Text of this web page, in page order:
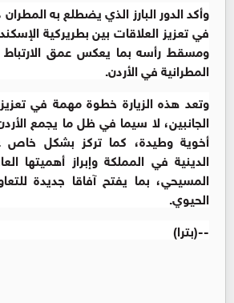
وأكد الدور البارز الذي يضطلع به
في تعزيز العلاقات بين بطريركية
ومسقط رأسه بما يعكس عمق الارتباط
المطرانية في الأردن.
وتعد هذه الزيارة خطوة مهمة في
الجانبين، لا سيما في ظل ما يجمع
أخوية وطيدة، كما تركز بشكل خاص
الدينية في المملكة وإبراز أهميتها
المسيحي، بما يفتح آفاقا جديدة
الحيوي.
--(بترا)